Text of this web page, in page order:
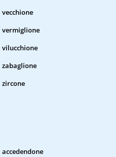
vecchione
vermiglione
vilucchione
zabaglione
zircone
accedendone